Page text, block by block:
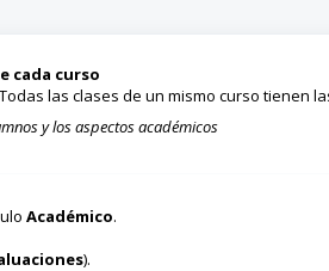
cada curso
las clases de un mismo curso tienen
y los aspectos académicos
Académico.
).